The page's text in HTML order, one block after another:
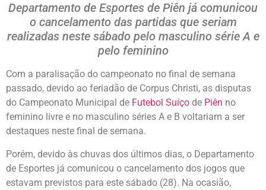
Departamento de Esportes de Piên já comunicou
o cancelamento das partidas que seriam
realizadas neste sábado pelo masculino série A e
pelo feminino
Com a paralisação do campeonato no final de semana
passado, devido ao feriadão de Corpus Christi, as disputas
do Campeonato Municipal de Futebol Suíço de Piên no
feminino livre e no masculino séries A e B voltariam a ser
destaques neste final de semana.
Porém, devido às chuvas dos últimos dias, o Departamento
de Esportes já comunicou o cancelamento dos jogos que
estavam previstos para este sábado (28). Na ocasião,